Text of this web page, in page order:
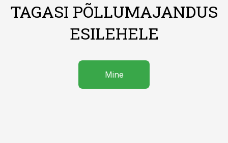
TAGASI PÕLLUMAJANDUS
ESILEHELE
Mine